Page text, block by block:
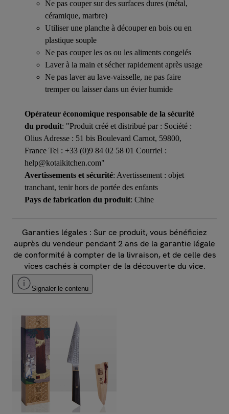
Ne pas couper sur des surfaces dures (métal,
céramique, marbre)
Utiliser une planche à découper en bois ou en
plastique souple
Ne pas couper les os ou les aliments congelés
Laver à la main et sécher rapidement après usage
Ne pas laver au lave-vaisselle, ne pas faire
tremper ou laisser dans un évier humide
Opérateur économique responsable de la sécurité
du produit: "Produit créé et distribué par : Société :
Olius Adresse : 51 bis Boulevard Carnot, 59800,
France Tel : +33 (0)9 84 02 58 01 Courriel :
help@kotaikitchen.com"
Avertissements et sécurité: Avertissement : objet
tranchant, tenir hors de portée des enfants
Pays de fabrication du produit: Chine
Garanties légales : Sur ce produit, vous bénéficiez
auprès du vendeur pendant 2 ans de la garantie légale
de conformité à compter de la livraison, et de celle des
vices cachés à compter de la découverte du vice.
Signaler le contenu